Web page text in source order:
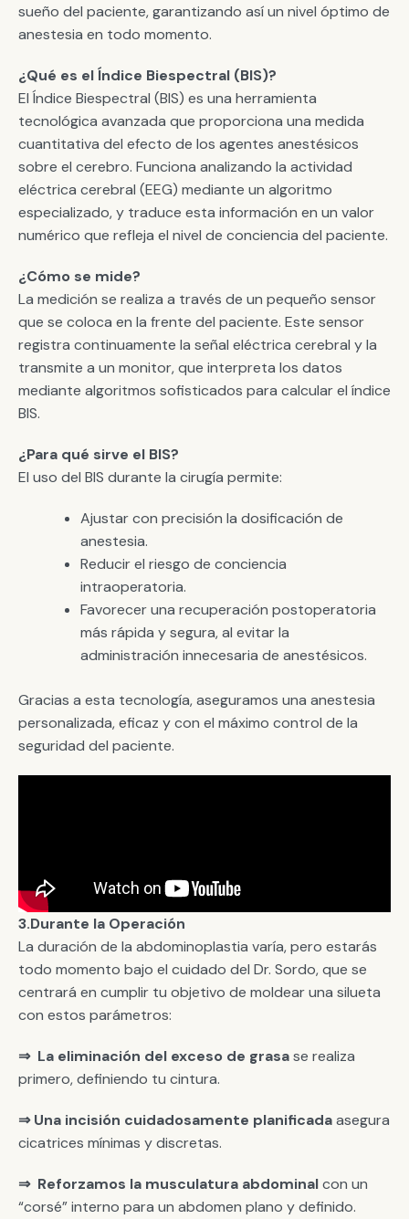
sueño del paciente, garantizando así un nivel óptimo de
anestesia en todo momento.
¿Qué es el Índice Biespectral (BIS)?
El Índice Biespectral (BIS) es una herramienta
tecnológica avanzada que proporciona una medida
cuantitativa del efecto de los agentes anestésicos
sobre el cerebro. Funciona analizando la actividad
eléctrica cerebral (EEG) mediante un algoritmo
especializado, y traduce esta información en un valor
numérico que refleja el nivel de conciencia del paciente.
¿Cómo se mide?
La medición se realiza a través de un pequeño sensor
que se coloca en la frente del paciente. Este sensor
registra continuamente la señal eléctrica cerebral y la
transmite a un monitor, que interpreta los datos
mediante algoritmos sofisticados para calcular el índice
BIS.
¿Para qué sirve el BIS?
El uso del BIS durante la cirugía permite:
Ajustar con precisión la dosificación de
anestesia.
Reducir el riesgo de conciencia
intraoperatoria.
Favorecer una recuperación postoperatoria
más rápida y segura, al evitar la
administración innecesaria de anestésicos.
Gracias a esta tecnología, aseguramos una anestesia
personalizada, eficaz y con el máximo control de la
seguridad del paciente.
3.Durante la Operación
La duración de la abdominoplastia varía, pero estarás
todo momento bajo el cuidado del Dr. Sordo, que se
centrará en cumplir tu objetivo de moldear una silueta
con estos parámetros:
⇒ La eliminación del exceso de grasase realiza
primero, definiendo tu cintura.
⇒ Una incisión cuidadosamente planificadaasegura
cicatrices mínimas y discretas.
⇒ Reforzamos la musculatura abdominalcon un
“corsé” interno para un abdomen plano y definido.